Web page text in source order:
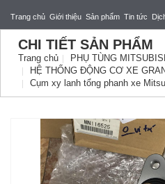
Trang chủ Giới thiệu Sản phẩm Tin tức
CHI TIẾT SẢN PHẨM
Trang chủ PHỤ TÙNG
HỆ THỐNG ĐỘNG CƠ XE
Cụm xy lanh tổng phanh xe